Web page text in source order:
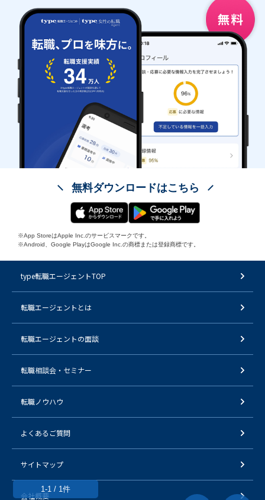
1-1 / 1件
無料ダウンロードはこちら
※App StoreはApple Inc.のサービスマークです。
※Android、Google PlayはGoogle Inc.の商標または登録商標です。
type転職エージェントTOP
転職エージェントとは
転職エージェントの面談
転職相談会・セミナー
転職ノウハウ
よくあるご質問
サイトマップ
会社概要